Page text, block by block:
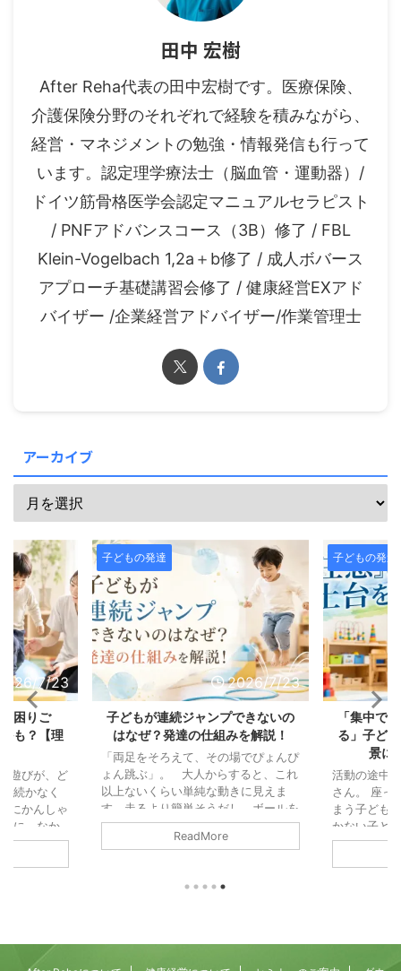
田中 宏樹
After Reha代表の田中宏樹です。医療保険、
介護保険分野のそれぞれで経験を積みながら、
経営・マネジメントの勉強・情報発信も行って
います。認定理学療法士（脳血管・運動器）/
ドイツ筋骨格医学会認定マニュアルセラピスト
/ PNFアドバンスコース（3B）修了 / FBL
Klein-Vogelbach 1,2a＋b修了 / 成人ボバース
アプローチ基礎講習会修了 / 健康経営EXアド
バイザー /企業経営アドバイザー/作業管理士
アーカイブ
7/23
困りご
も？【理
遊びが、ど
続かなく
にかんしゃ
に、なか
除機の音
も、毎日の
ごとです。
子どもの発達
2026/7/23
子どもが連続ジャンプできないの
はなぜ？発達の仕組みを解説！
「両足をそろえて、その場でぴょんぴ
ょん跳ぶ」。 大人からすると、これ
以上ないくらい単純な動きに見えま
す。走るより簡単そうだし、ボールを
投げるより地味な動きと思われ鵜かも
しれません。 また「これができない
ん。 でも、運動の仕組みから見る
度でかみ合ってはじめて成立する動き
ReadMore
子どもの発達
「集中で
る」子ど
景に
活動の途中
さん。 座っ
まう子ども
かない子ど
「注意」と
そうになる